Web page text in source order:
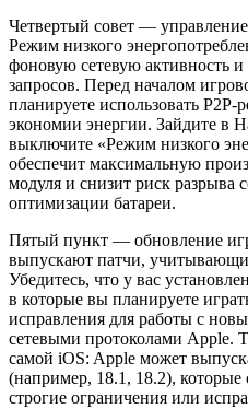
Четвертый совет —
Режим низкого
фоновую сетевую активность и
запросов. Перед началом
планируете использовать
экономии энергии. Зайдите в
выключите «Режим низкого
обеспечит максимальную
модуля и снизит риск разрыва
оптимизации батареи.
Пятый пункт — обновление
выпускают патчи,
Убедитесь, что у вас
в которые вы планируете
исправления для работы с
сетевыми протоколами Apple.
самой iOS: Apple может
(например, 18.1, 18.2),
строгие ограничения или